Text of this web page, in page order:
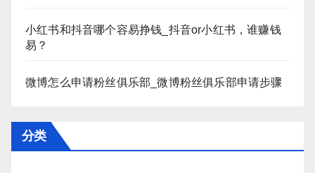
小红书和抖音哪个容易挣钱_抖音or小红书，谁赚钱
易？
微博怎么申请粉丝俱乐部_微博粉丝俱乐部申请步骤
分类